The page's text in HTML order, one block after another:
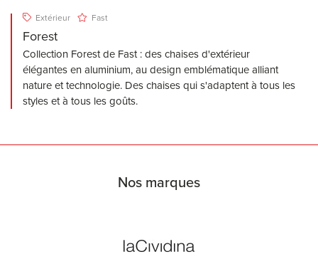
Extérieur Fast
Forest
Collection Forest de Fast : des chaises d'extérieur
élégantes en aluminium, au design emblématique alliant
nature et technologie. Des chaises qui s'adaptent à tous les
styles et à tous les goûts.
Nos marques